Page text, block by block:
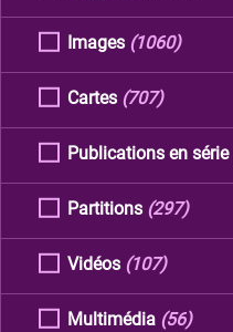
Images (1060)
Cartes (707)
Publications en série
Partitions (297)
Vidéos (107)
Multimédia (56)